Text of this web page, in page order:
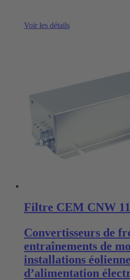
Voir les détails
Filtre CEM CNW
Convertisseurs de
entraînements de
installations
d’alimentation